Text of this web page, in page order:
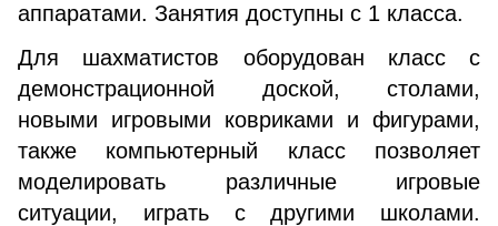
аппаратами. Занятия доступны с 1 класса.
Для шахматистов оборудован класс с
демонстрационной доской, столами,
новыми игровыми ковриками и фигурами,
также компьютерный класс позволяет
моделировать различные игровые
ситуации, играть с другими школами.